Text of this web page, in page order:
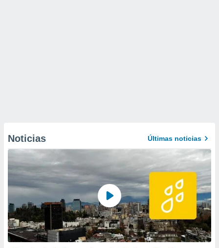
Noticias Últimas noticias